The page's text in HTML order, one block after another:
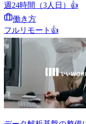
週24時間（3人日） 👍
働き方
フルリモート 👍